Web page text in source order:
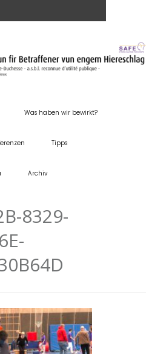
Was haben wir bewirkt?
Tipps
Archiv
8329-